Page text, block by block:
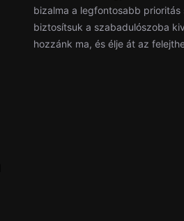
bizalma a legfontosabb
biztosítsuk a szabadulószoba
hozzánk ma, és élje át az